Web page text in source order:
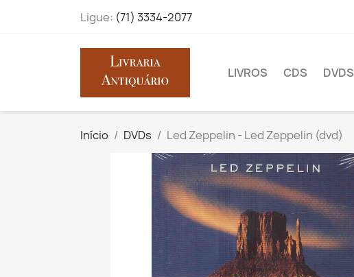
Ligue: (71) 3334-2077
LIVROS CDS DVDS
Início DVDs Led Zeppelin - Led Zeppelin (dvd)